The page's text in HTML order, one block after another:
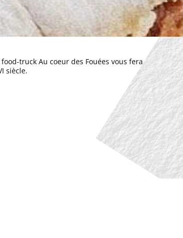
truck Au coeur des Fouées vous fera
siècle.